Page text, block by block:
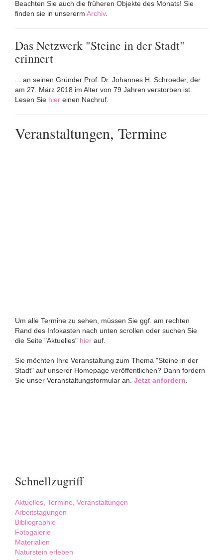
Beachten Sie auch die früheren Objekte des Monats! Sie
finden sie in unsererm Archiv.
Das Netzwerk "Steine in der Stadt"
erinnert
... an seinen Gründer Prof. Dr. Johannes H. Schroeder, der
am 27. März 2018 im Alter von 79 Jahren verstorben ist.
Lesen Sie hier einen Nachruf.
Veranstaltungen, Termine
Um alle Termine zu sehen, müssen Sie ggf. am rechten
Rand des Infokasten nach unten scrollen oder suchen Sie
die Seite "Aktuelles" hier auf.
Sie möchten Ihre Veranstaltung zum Thema "Steine in der
Stadt" auf unserer Homepage veröffentlichen? Dann fordern
Sie unser Veranstaltungsformular an. Jetzt anfordern.
Schnellzugriff
Aktuelles, Termine, Veranstaltungen
Arbeitstagungen
Bibliographie
Fotogalerie
Materialien
Naturstein erleben